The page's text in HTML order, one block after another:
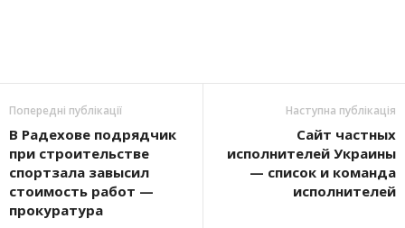
Попередні публікації
В Радехове подрядчик
при строительстве
спортзала завысил
стоимость работ —
прокуратура
Наступна публікація
Сайт частных
исполнителей Украины
— список и команда
исполнителей